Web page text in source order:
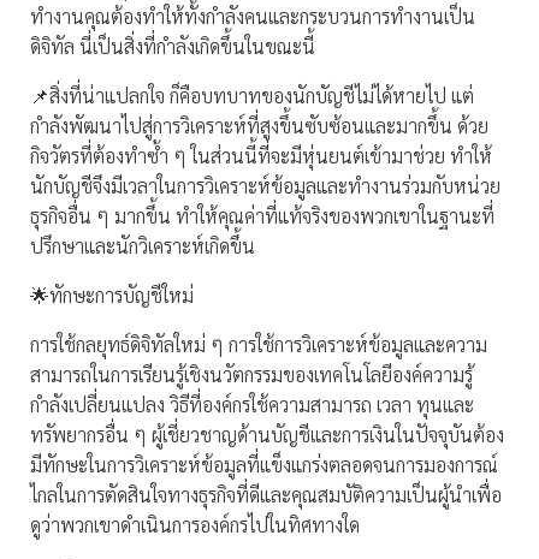
ทำงานคุณต้องทำให้ทั้งกำลังคนและกระบวนการทำงานเป็น
ดิจิทัล นี่เป็นสิ่งที่กำลังเกิดขึ้นในขณะนี้
📌สิ่งที่น่าแปลกใจ ก็คือบทบาทของนักบัญชีไม่ได้หายไป แต่
กำลังพัฒนาไปสู่การวิเคราะห์ที่สูงขึ้นซับซ้อนและมากขึ้น ด้วย
กิจวัตรที่ต้องทำซ้ำ ๆ ในส่วนนี้ที่จะมีหุ่นยนต์เข้ามาช่วย ทำให้
นักบัญชีจึงมีเวลาในการวิเคราะห์ข้อมูลและทำงานร่วมกับหน่วย
ธุรกิจอื่น ๆ มากขึ้น ทำให้คุณค่าที่แท้จริงของพวกเขาในฐานะที่
ปรึกษาและนักวิเคราะห์เกิดขึ้น
🌟ทักษะการบัญชีใหม่
การใช้กลยุทธ์ดิจิทัลใหม่ ๆ การใช้การวิเคราะห์ข้อมูลและความ
สามารถในการเรียนรู้เชิงนวัตกรรมของเทคโนโลยีองค์ความรู้
กำลังเปลี่ยนแปลง วิธีที่องค์กรใช้ความสามารถ เวลา ทุนและ
ทรัพยากรอื่น ๆ ผู้เชี่ยวชาญด้านบัญชีและการเงินในปัจจุบันต้อง
มีทักษะในการวิเคราะห์ข้อมูลที่แข็งแกร่งตลอดจนการมองการณ์
ไกลในการตัดสินใจทางธุรกิจที่ดีและคุณสมบัติความเป็นผู้นำเพื่อ
ดูว่าพวกเขาดำเนินการองค์กรไปในทิศทางใด